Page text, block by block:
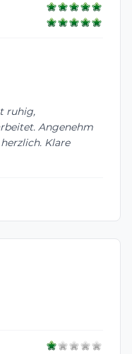
ruhig,
Angenehm
Klare